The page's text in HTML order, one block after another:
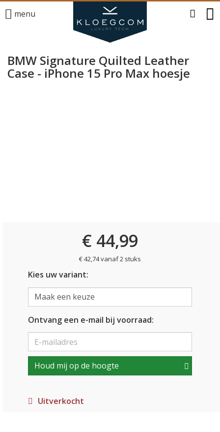
menu
BMW Signature Quilted Leather
Case - iPhone 15 Pro Max hoesje
€ 44,99
€ 42,74 vanaf 2 stuks
Kies uw variant:
Ontvang een e-mail bij voorraad:
Houd mij op de hoogte
Uitverkocht